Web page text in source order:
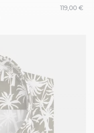
119,00 €